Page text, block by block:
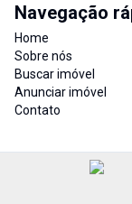
Navegação
Home
Sobre nós
Buscar imóvel
Anunciar imóvel
Contato